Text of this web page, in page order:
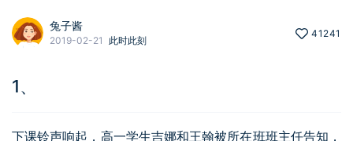
兔子酱
2019-02-21 此时此刻
41241
1、
下课铃声响起，高一学生吉娜和王翰被所在班班主任告知，